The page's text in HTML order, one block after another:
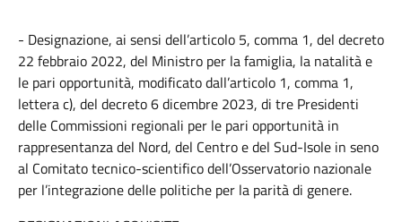
- Designazione, ai sensi dell’articolo 5, comma 1, del decreto
22 febbraio 2022, del Ministro per la famiglia, la natalità e
le pari opportunità, modificato dall’articolo 1, comma 1,
lettera c), del decreto 6 dicembre 2023, di tre Presidenti
delle Commissioni regionali per le pari opportunità in
rappresentanza del Nord, del Centro e del Sud-Isole in seno
al Comitato tecnico-scientifico dell’Osservatorio nazionale
per l’integrazione delle politiche per la parità di genere.